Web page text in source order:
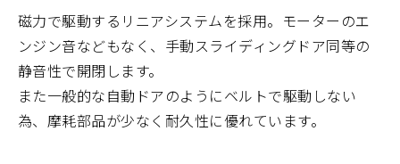
磁力で駆動するリニアシステムを採用。モーターのエ
ンジン音などもなく、手動スライディングドア同等の
静音性で開閉します。
また⼀般的な⾃動ドアのようにベルトで駆動しない
為、摩耗部品が少なく耐久性に優れています。